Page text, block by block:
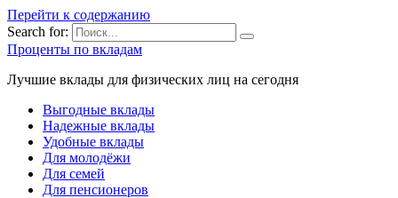
Перейти к содержанию
Search for:
Проценты по вкладам
Лучшие вклады для физических лиц на сегодня
Выгодные вклады
Надежные вклады
Удобные вклады
Для молодёжи
Для семей
Для пенсионеров